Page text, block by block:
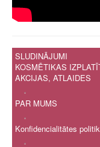
SLUDINĀJUMI
KOSMĒTIKAS
AKCIJAS, ATLAIDES
.
PAR MUMS
.
Konfidencialitātes
.